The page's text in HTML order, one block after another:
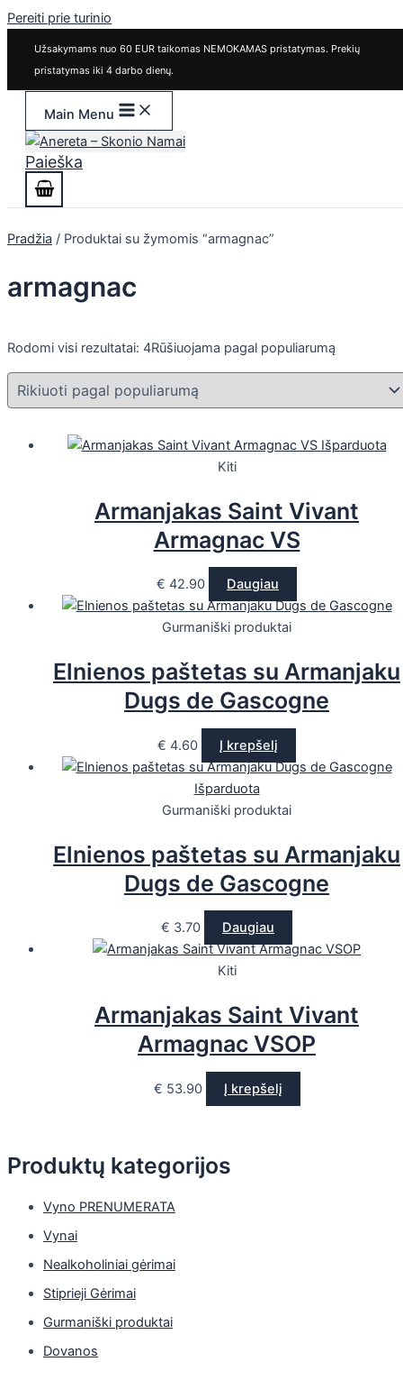
Pereiti prie turinio
Užsakymams nuo 60 EUR taikomas NEMOKAMAS pristatymas. Prekių
pristatymas iki 4 darbo dienų.
Main Menu
Paieška
Produktų kategorijos
Vyno PRENUMERATA
Vynai
Nealkoholiniai gėrimai
Stiprieji Gėrimai
Gurmaniški produktai
Dovanos
Pradžia / Produktai su žymomis “armagnac”
armagnac
Rodomi visi rezultatai: 4Rūšiuojama pagal populiarumą
Išparduota
Kiti
Armanjakas Saint Vivant
Armagnac VS
€ 42.90 Daugiau
Gurmaniški produktai
Elnienos paštetas su Armanjaku
Dugs de Gascogne
€ 4.60 Į krepšelį
Išparduota
Gurmaniški produktai
Elnienos paštetas su Armanjaku
Dugs de Gascogne
€ 3.70 Daugiau
Kiti
Armanjakas Saint Vivant
Armagnac VSOP
€ 53.90 Į krepšelį